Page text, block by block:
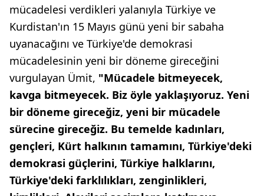
mücadelesi verdikleri yalanıyla Türkiye ve
Kurdistan'ın 15 Mayıs günü yeni bir sabaha
uyanacağını ve Türkiye'de demokrasi
mücadelesinin yeni bir döneme gireceğini
vurgulayan Ümit, "Mücadele bitmeyecek,
kavga bitmeyecek. Biz öyle yaklaşıyoruz. Yeni
bir döneme gireceğiz, yeni bir mücadele
sürecine gireceğiz. Bu temelde kadınları,
gençleri, Kürt halkının tamamını, Türkiye'deki
demokrasi güçlerini, Türkiye halklarını,
Türkiye'deki farklılıkları, zenginlikleri,